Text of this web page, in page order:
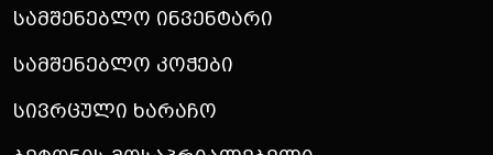
Სამშენებლო Ინვენტარი
Სამშენებლო Კოჭები
Სივრცული Ხარაჩო